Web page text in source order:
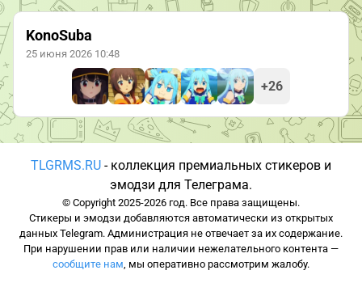
KonoSuba
25 июня 2026 10:48
+26
TLGRMS.RU - коллекция премиальных стикеров и
эмодзи для Телеграма.
© Copyright 2025-2026 год. Все права защищены.
Стикеры и эмодзи добавляются автоматически из открытых
данных Telegram. Администрация не отвечает за их содержание.
При нарушении прав или наличии нежелательного контента —
сообщите нам, мы оперативно рассмотрим жалобу.